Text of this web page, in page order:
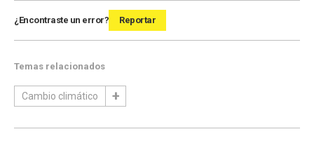
¿Encontraste un error? Reportar
Temas relacionados
Cambio climático